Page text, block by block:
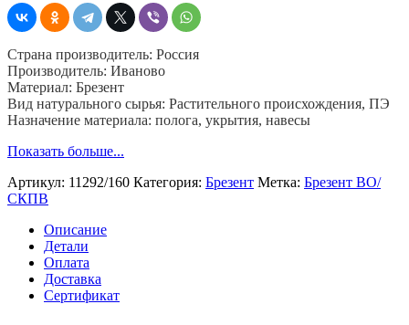
ширина
160
пл.
пл.
500
гр,
хб
пэ
%,
20%
Страна производитель: Россия
Производитель: Иваново
Материал: Брезент
Вид натурального сырья: Растительного происхождения, ПЭ
Назначение материала: полога, укрытия, навесы
Показать больше...
Артикул: 11292/160 Категория: Брезент Метка: Брезент ВО/
СКПВ
Описание
Детали
Оплата
Доставка
Сертификат